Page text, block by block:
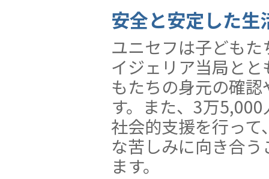
安全と安定した生
ユニセフは子ども
イジェリア当局と
もたちの身元の確
す。また、3万
社会的支援を行っ
な苦しみに向き合
ます。